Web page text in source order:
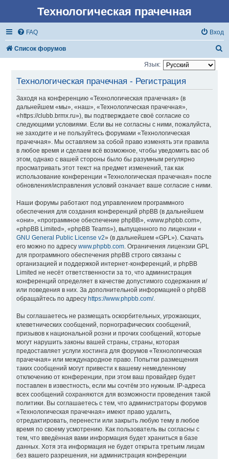
Технологическая прачечная
FAQ Вход
Список форумов
Язык:
Технологическая прачечная - Регистрация
Заходя на конференцию «Технологическая прачечная» (в
дальнейшем «мы», «наш», «Технологическая прачечная»,
«https://clubb.brmx.ru»), вы подтверждаете своё согласие со
следующими условиями. Если вы не согласны с ними, пожалуйста,
не заходите и не пользуйтесь форумами «Технологическая
прачечная». Мы оставляем за собой право изменять эти правила
в любое время и сделаем всё возможное, чтобы уведомить вас об
этом, однако с вашей стороны было бы разумным регулярно
просматривать этот текст на предмет изменений, так как
использование конференции «Технологическая прачечная» после
обновления/исправления условий означает ваше согласие с ними.
Наши форумы работают под управлением программного
обеспечения для создания конференций phpBB (в дальнейшем
«они», «программное обеспечение phpBB», «www.phpbb.com»,
«phpBB Limited», «phpBB Teams»), выпущенного по лицензии «
GNU General Public License v2» (в дальнейшем «GPL»). Скачать
его можно по адресу www.phpbb.com. Ограничения лицензии GPL
для программного обеспечения phpBB строго связаны с
организацией и поддержкой интернет-конференций, и phpBB
Limited не несёт ответственности за то, что администрация
конференций определяет в качестве допустимого содержания и/
или поведения в них. За дополнительной информацией о phpBB
обращайтесь по адресу https://www.phpbb.com/.
Вы соглашаетесь не размещать оскорбительных, угрожающих,
клеветнических сообщений, порнографических сообщений,
призывов к национальной розни и прочих сообщений, которые
могут нарушить законы вашей страны, страны, которая
предоставляет услуги хостинга для форумов «Технологическая
прачечная» или международное право. Попытки размещения
таких сообщений могут привести к вашему немедленному
отключению от конференции, при этом ваш провайдер будет
поставлен в известность, если мы сочтём это нужным. IP-адреса
всех сообщений сохраняются для возможности проведения такой
политики. Вы соглашаетесь с тем, что администраторы форумов
«Технологическая прачечная» имеют право удалить,
отредактировать, перенести или закрыть любую тему в любое
время по своему усмотрению. Как пользователь вы согласны с
тем, что введённая вами информация будет храниться в базе
данных. Хотя эта информация не будет открыта третьим лицам
без вашего разрешения, ни администрация конференции